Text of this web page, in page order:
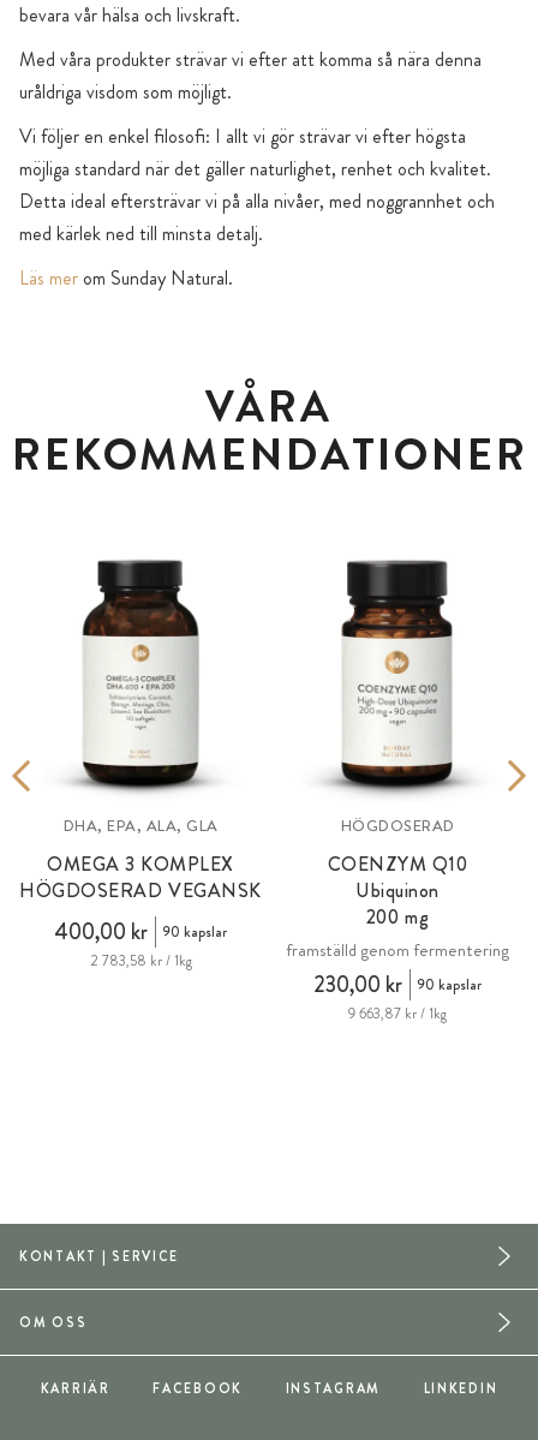
bevara vår hälsa och livskraft.
Med våra produkter strävar vi efter att komma så nära denna
uråldriga visdom som möjligt.
Vi följer en enkel filosofi: I allt vi gör strävar vi efter högsta
möjliga standard när det gäller naturlighet, renhet och kvalitet.
Detta ideal eftersträvar vi på alla nivåer, med noggrannhet och
med kärlek ned till minsta detalj.
Läs mer om Sunday Natural.
VÅRA
REKOMMENDATIONER
DHA, EPA, ALA, GLA
OMEGA 3 KOMPLEX
HÖGDOSERAD VEGANSK
400,00 kr
90 kapslar
2 783,58 kr / 1kg
HÖGDOSERAD
COENZYM Q10
Ubiquinon
200 mg
framställd genom fermentering
230,00 kr
90 kapslar
9 663,87 kr / 1kg
KONTAKT | SERVICE
OM OSS
KARRIÄR FACEBOOK INSTAGRAM LINKEDIN